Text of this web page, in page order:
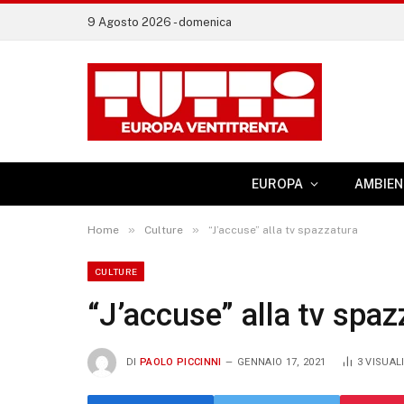
9 Agosto 2026 - domenica
EUROPA
Home » Culture » “J’accuse” alla tv spazzatura
CULTURE
“J’accuse” alla tv
DI PAOLO PICCINNI GENNAIO 17, 2021 3